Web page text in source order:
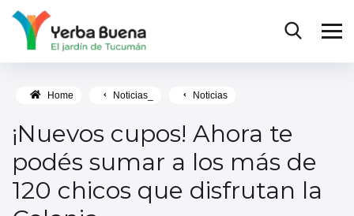
Home Noticias_ Noticias
¡Nuevos cupos! Ahora te
podés sumar a los más de
120 chicos que disfrutan la